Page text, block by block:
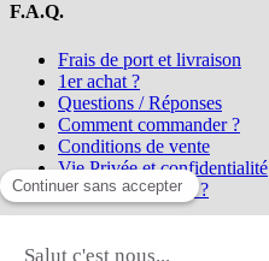
F.A.Q.
Frais de port et livraison
1er achat ?
Questions / Réponses
Comment commander ?
Conditions de vente
Vie Privée et confidentialité
Qui sommes-nous ?